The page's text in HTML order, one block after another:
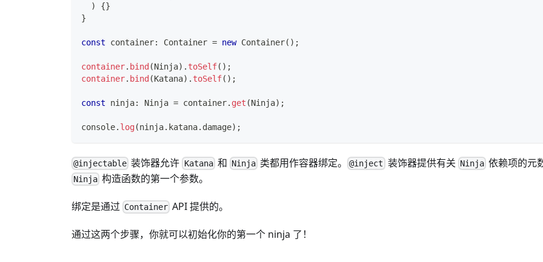
)
{}
}
const container: Container = new Container( ) ;
container. bind (Ninja) . toSelf( ) ;
container. bind (Katana) . toSelf( ) ;
const ninja: Ninja = container. get (Ninja) ;
console. log(ninja. katana. damage) ;
@injectable 装饰器允许 Katana和 Ninja 类都用作容器绑定。@inject 装饰器提供有关 Ninja依赖项的元
Ninja 构造函数的第一个参数。
绑定是通过 Container API 提供的。
通过这两个步骤，你就可以初始化你的第一个 ninja 了！